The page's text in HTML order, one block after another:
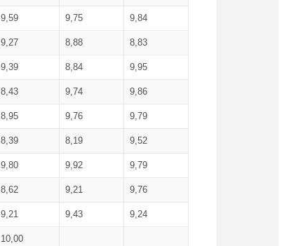
9,59 9,75 9,84
9,27 8,88 8,83
9,39 8,84 9,95
8,43 9,74 9,86
8,95 9,76 9,79
8,39 8,19 9,52
9,80 9,92 9,79
8,62 9,21 9,76
9,21 9,43 9,24
10,00